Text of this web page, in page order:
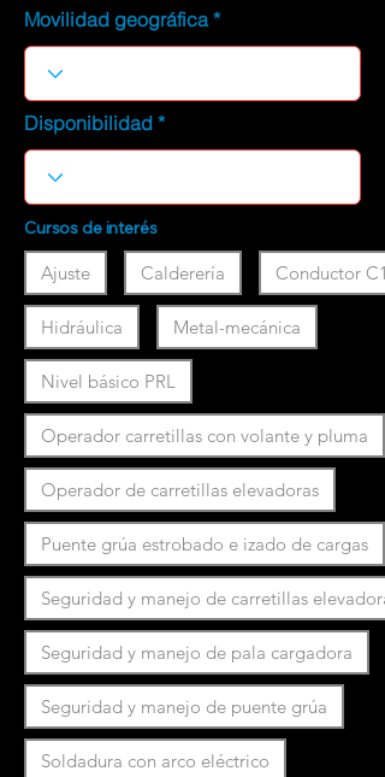
Movilidad geográfica
Disponibilidad
Cursos de interés
Ajuste Calderería Conductor C1
Hidráulica Metal-mecánica
Nivel básico PRL
Operador carretillas con volante y pluma
Operador de carretillas elevadoras
Puente grúa estrobado e izado de cargas
Seguridad y manejo de carretillas
Seguridad y manejo de pala cargadora
Seguridad y manejo de puente grúa
Soldadura con arco eléctrico